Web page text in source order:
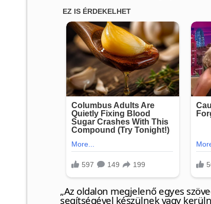
„Az oldalon megjelenő egyes
segítségével készülnek vagy